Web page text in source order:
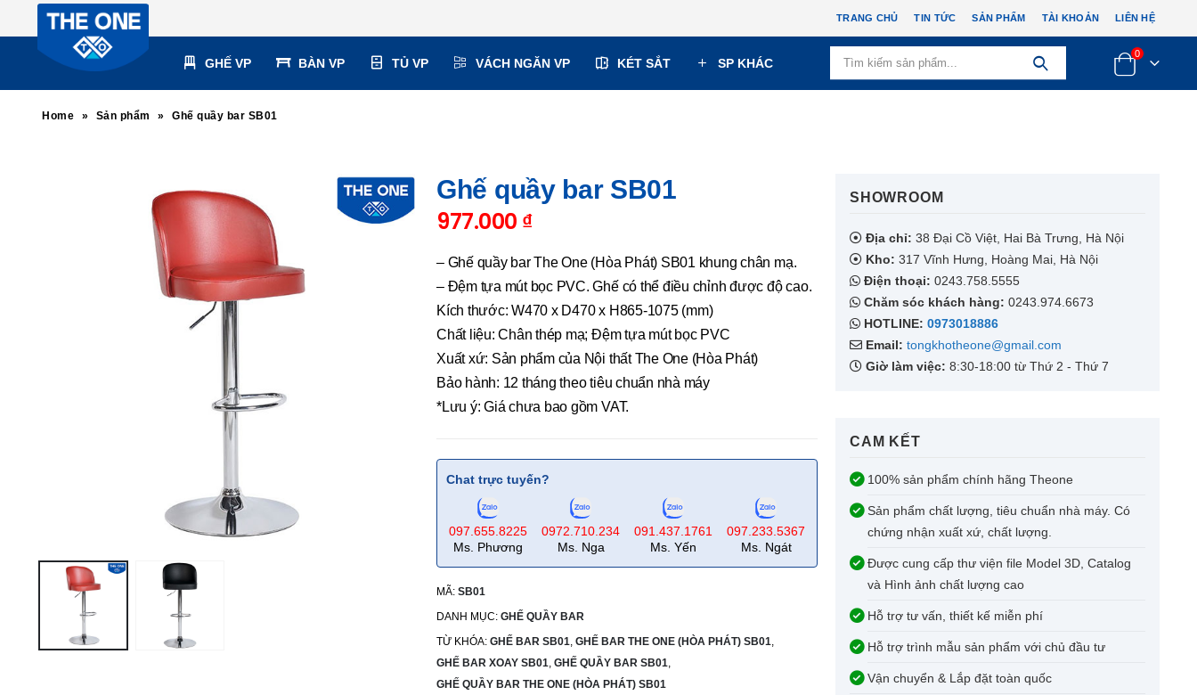
TRANG CHỦ TIN TỨC SẢN PHẨM TÀI KHOẢN LIÊN HỆ
GHẾ VP BÀN VP TỦ VP VÁCH NGĂN VP KÉT SẮT SP KHÁC
0
Home » Sản phẩm » Ghế quầy bar SB01
Ghế quầy bar SB01
977.000 ₫
– Ghế quầy bar The One (Hòa Phát) SB01 khung chân mạ.
– Đệm tựa mút bọc PVC. Ghế có thể điều chỉnh được độ cao.
Kích thước: W470 x D470 x H865-1075 (mm)
Chất liệu: Chân thép mạ; Đệm tựa mút bọc PVC
Xuất xứ: Sản phẩm của Nội thất The One (Hòa Phát)
Bảo hành: 12 tháng theo tiêu chuẩn nhà máy
*Lưu ý: Giá chưa bao gồm VAT.
Chat trực tuyến?
097.655.8225
Ms. Phương
0972.710.234
Ms. Nga
091.437.1761
Ms. Yến
097.233.5367
Ms. Ngát
MÃ: SB01
DANH MỤC: GHẾ QUẦY BAR
TỪ KHÓA: GHẾ BAR SB01 GHẾ BAR THE ONE (HÒA PHÁT) SB01
GHẾ BAR XOAY SB01 GHẾ QUẦY BAR SB01
GHẾ QUẦY BAR THE ONE (HÒA PHÁT) SB01
SHOWROOM​
Địa chỉ: 38 Đại Cồ Việt, Hai Bà Trưng, Hà Nội
Kho: 317 Vĩnh Hưng, Hoàng Mai, Hà Nội
Điện thoại: 0243.758.5555
Chăm sóc khách hàng: 0243.974.6673
HOTLINE: 0973018886
Email: tongkhotheone@gmail.com
Giờ làm việc: 8:30-18:00 từ Thứ 2 - Thứ 7
CAM KẾT​
100% sản phẩm chính hãng Theone
Sản phẩm chất lượng, tiêu chuẩn nhà máy. Có
chứng nhận xuất xứ, chất lượng.
Được cung cấp thư viện file Model 3D, Catalog
và Hình ảnh chất lượng cao
Hỗ trợ tư vấn, thiết kế miễn phí
Hỗ trợ trình mẫu sản phẩm với chủ đầu tư
Vận chuyển & Lắp đặt toàn quốc